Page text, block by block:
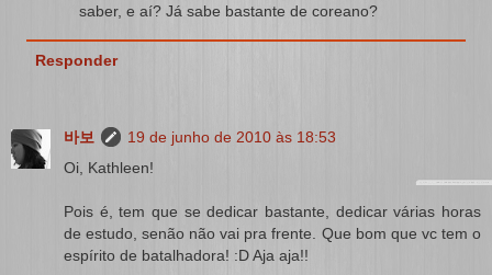
saber, e aí? Já sabe bastante de coreano?
Responder
바보
19 de junho de 2010 às 18:53
Oi, Kathleen!
Pois é, tem que se dedicar bastante, dedicar várias horas
de estudo, senão não vai pra frente. Que bom que vc tem o
espírito de batalhadora! :D Aja aja!!